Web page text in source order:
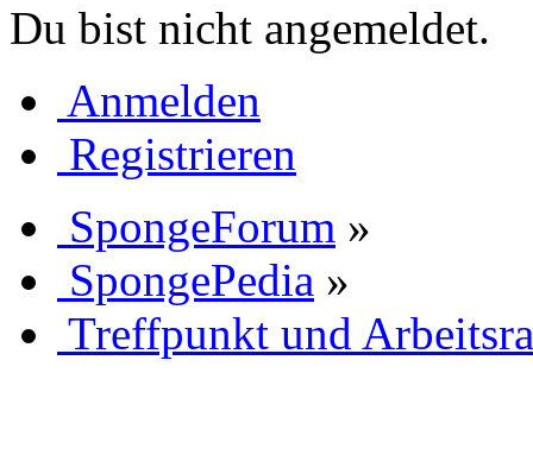
Du bist nicht angemeldet.
Anmelden
Registrieren
SpongeForum »
SpongePedia »
Treffpunkt und